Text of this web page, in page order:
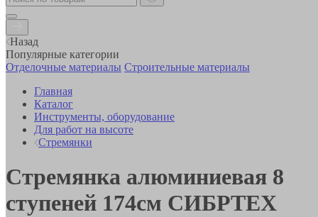
Назад
Популярные категории
Отделочные материалы Строительные материалы
Главная
Каталог
Инструменты, оборудование
Для работ на высоте
Стремянки
Стремянка алюминиевая 8
ступеней 174см СИБРТЕХ